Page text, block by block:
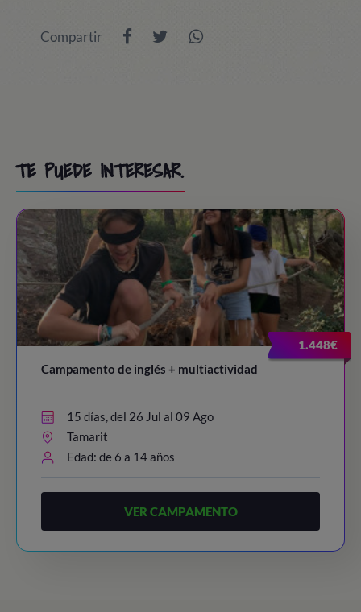
Compartir
TE PUEDE INTERESAR.
1.448€
Campamento de inglés + multiactividad
15 días, del 26 Jul al 09 Ago
Tamarit
Edad: de 6 a 14 años
VER CAMPAMENTO